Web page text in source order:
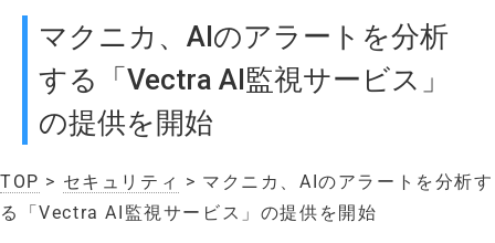
マクニカ、AIのアラートを分析
する「Vectra AI監視サービス」
の提供を開始
TOP > セキュリティ > マクニカ、AIのアラートを分析す
る「Vectra AI監視サービス」の提供を開始